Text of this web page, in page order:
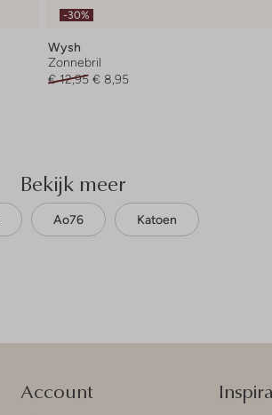
-30%
Wysh
Zonnebril
€ 12,95 € 8,95
Bekijk meer
Ao76 Katoen
Account